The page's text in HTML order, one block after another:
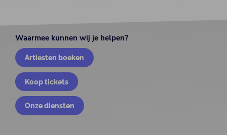
Waarmee kunnen wij je helpen?
Artiesten boeken
Koop tickets
Onze diensten